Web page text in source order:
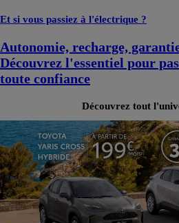
Et si vous passiez à l'électrique ?
Autonomie, recharge,
Découvrez l'essentiel pour
toute confiance
Découvrez tout